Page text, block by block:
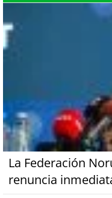
La Federación
renuncia